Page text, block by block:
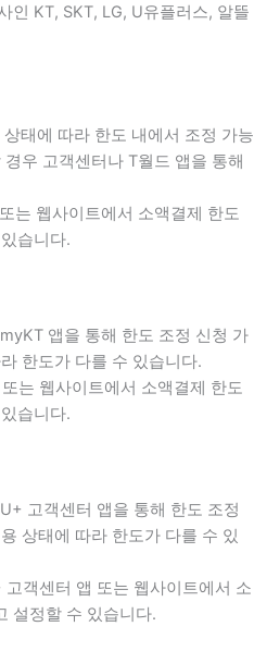
인 KT, SKT, LG, U유플러스, 알뜰
태에 따라 한도 내에서 조정 가능
우 고객센터나 T월드 앱을 통해
는 웹사이트에서 소액결제 한도
습니다.
앱을 통해 한도 조정 신청 가
한도가 다를 수 있습니다.
는 웹사이트에서 소액결제 한도
습니다.
고객센터 앱을 통해 한도 조정
상태에 따라 한도가 다를 수 있
고객센터 앱 또는 웹사이트에서 소
설정할 수 있습니다.